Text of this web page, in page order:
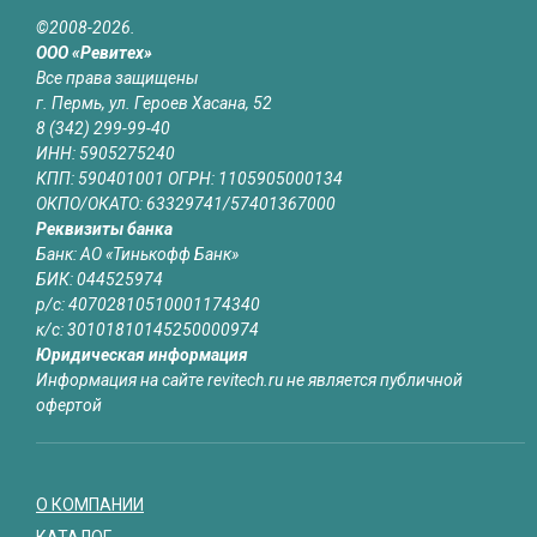
©2008-2026.
ООО «Ревитех»
Все права защищены
г. Пермь, ул. Героев Хасана, 52
8 (342) 299-99-40
ИНН: 5905275240
КПП: 590401001 ОГРН: 1105905000134
ОКПО/ОКАТО: 63329741/57401367000
Реквизиты банка
Банк: АО «Тинькофф Банк»
БИК: 044525974
р/с: 40702810510001174340
к/с: 30101810145250000974
Юридическая информация
Информация на сайте revitech.ru не является публичной
офертой
О КОМПАНИИ